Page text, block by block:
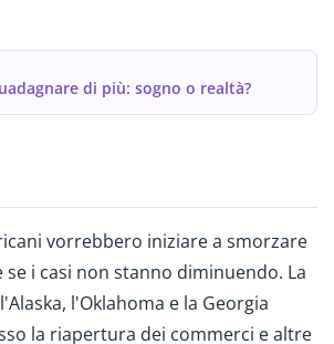
di più: sogno o realtà?
vorrebbero iniziare a smorzare
se i casi non stanno diminuendo. La
l'Oklahoma e la Georgia
la riapertura dei commerci e altre